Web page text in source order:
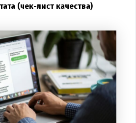
(чек-лист качества)